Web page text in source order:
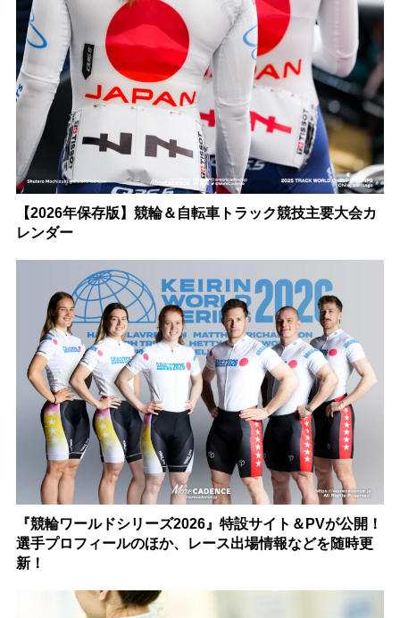
【2026年保存版】競輪＆自転車トラック競技主要大会カ
レンダー
『競輪ワールドシリーズ2026』特設サイト＆PVが公開！
選手プロフィールのほか、レース出場情報などを随時更
新！